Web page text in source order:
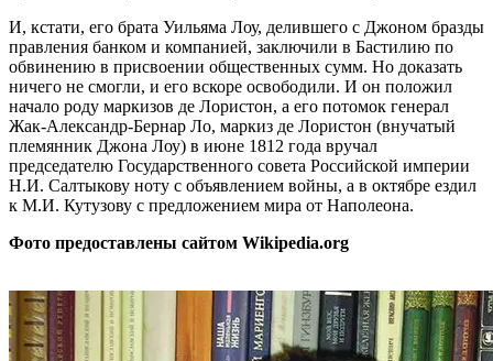
И, кстати, его брата Уильяма Лоу, делившего с Джоном бразды
правления банком и компанией, заключили в Бастилию по
обвинению в присвоении общественных сумм. Но доказать
ничего не смогли, и его вскоре освободили. И он положил
начало роду маркизов де Лористон, а его потомок генерал
Жак-Александр-Бернар Ло, маркиз де Лористон (внучатый
племянник Джона Лоу) в июне 1812 года вручал
председателю Государственного совета Российской империи
Н.И. Салтыкову ноту с объявлением войны, а в октябре ездил
к М.И. Кутузову с предложением мира от Наполеона.
Фото предоставлены сайтом Wikipedia.org